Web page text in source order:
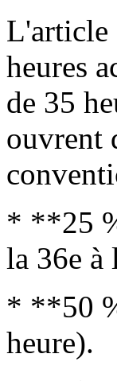
L'article
heures
de 35
ouvrent
* **25
la 36e à
* **50
heure).